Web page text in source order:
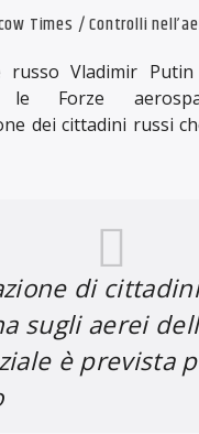
Times / Controlli
russo Vladimir
le Forze
dei cittadini russi
di
sugli aerei
è prevista